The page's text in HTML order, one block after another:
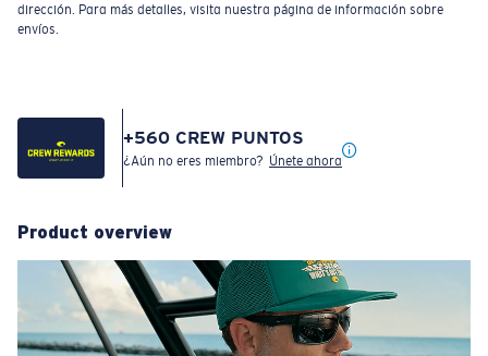
dirección. Para más detalles, visita nuestra página de información sobre
envíos.
+560 CREW PUNTOS
¿Aún no eres miembro? Únete ahora
Product overview